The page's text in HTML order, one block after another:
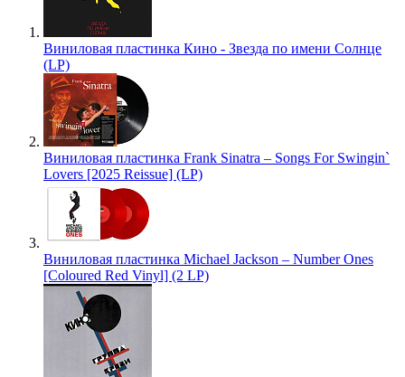
Виниловая пластинка Кино - Звезда по имени Солнце
(LP)
Виниловая пластинка Frank Sinatra – Songs For Swingin`
Lovers [2025 Reissue] (LP)
Виниловая пластинка Michael Jackson – Number Ones
[Coloured Red Vinyl] (2 LP)